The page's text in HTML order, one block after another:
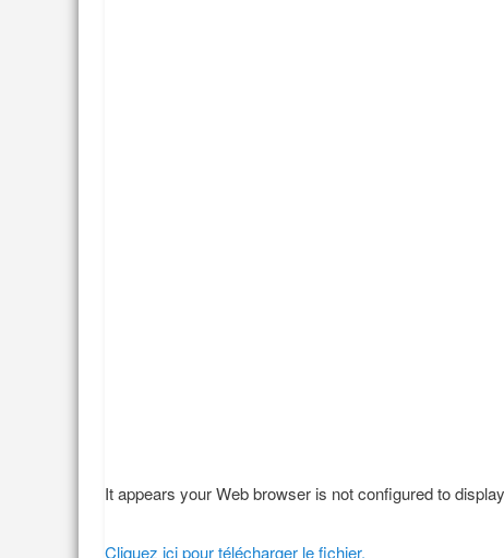
It appears your Web browser is not configured to
Cliquez ici pour télécharger le fichier.